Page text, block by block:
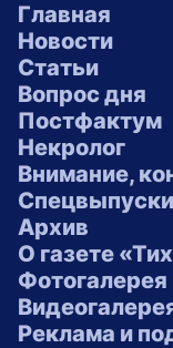
Главная
Новости
Статьи
Вопрос дня
Постфактум
Некролог
Внимание,
Спецвыпуски
Архив
О газете
Фотогалерея
Реклама и